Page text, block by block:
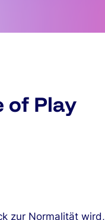
of Play
zur Normalität wird,